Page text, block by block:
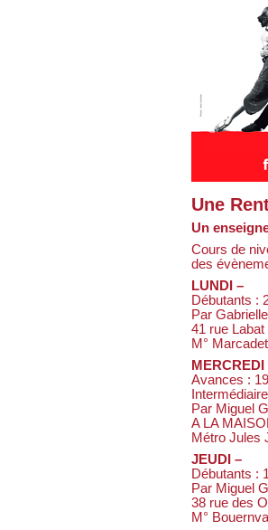
Une
Un
Cours de
des
LUNDI –
Débutants :
Par
41 rue
M° Marcadet
MERCREDI
Avances :
Par Miguel
A LA
Métro Jules
JEUDI –
Débutants :
Par Miguel
38 rue des
M°